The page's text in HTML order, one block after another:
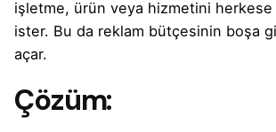
işletme, ürün veya hizmetini
ister. Bu da reklam bütçesinin boşa
açar.
Çözüm: